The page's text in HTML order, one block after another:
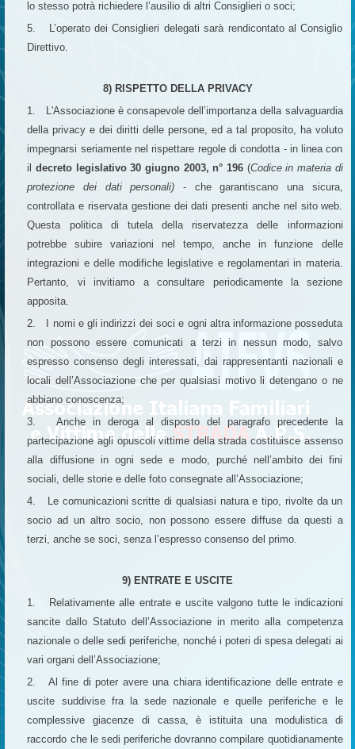
lo stesso potrà richiedere l’ausilio di altri Consiglieri o soci;
5. L’operato dei Consiglieri delegati sarà rendicontato al Consiglio
Direttivo.
8) RISPETTO DELLA PRIVACY
1. L'Associazione è consapevole dell’importanza della salvaguardia
della privacy e dei diritti delle persone, ed a tal proposito, ha voluto
impegnarsi seriamente nel rispettare regole di condotta - in linea con
ildecreto legislativo 30 giugno 2003, n° 196(Codice in materia di
protezione dei dati personali) - che garantiscano una sicura,
controllata e riservata gestione dei dati presenti anche nel sito web.
Questa politica di tutela della riservatezza delle informazioni
potrebbe subire variazioni nel tempo, anche in funzione delle
integrazioni e delle modifiche legislative e regolamentari in materia.
Pertanto, vi invitiamo a consultare periodicamente la sezione
apposita.
2. I nomi e gli indirizzi dei soci e ogni altra informazione posseduta
non possono essere comunicati a terzi in nessun modo, salvo
espresso consenso degli interessati, dai rappresentanti nazionali e
locali dell’Associazione che per qualsiasi motivo li detengano o ne
abbiano conoscenza;
3. Anche in deroga al disposto del paragrafo precedente la
partecipazione agli opuscoli vittime della strada costituisce assenso
alla diffusione in ogni sede e modo, purché nell’ambito dei fini
sociali, delle storie e delle foto consegnate all’Associazione;
4. Le comunicazioni scritte di qualsiasi natura e tipo, rivolte da un
socio ad un altro socio, non possono essere diffuse da questi a
terzi, anche se soci, senza l’espresso consenso del primo.
9) ENTRATE E USCITE
1. Relativamente alle entrate e uscite valgono tutte le indicazioni
sancite dallo Statuto dell’Associazione in merito alla competenza
nazionale o delle sedi periferiche, nonché i poteri di spesa delegati ai
vari organi dell’Associazione;
2. Al fine di poter avere una chiara identificazione delle entrate e
uscite suddivise fra la sede nazionale e quelle periferiche e le
complessive giacenze di cassa, è istituita una modulistica di
raccordo che le sedi periferiche dovranno compilare quotidianamente